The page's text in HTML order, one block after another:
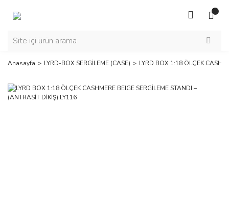
Anasayfa LYRD-BOX SERGİLEME (CASE) LYRD BOX 1:18 ÖLÇEK